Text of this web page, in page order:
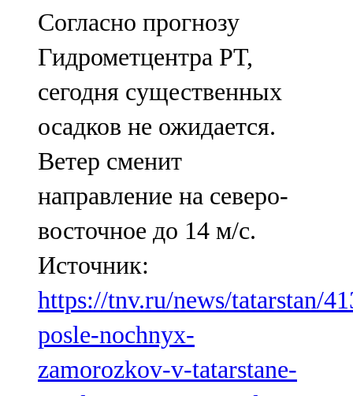
Чүпрәле
91,0 FM
Шәмәрдән
102,3 FM
Яңа чишмә
107,0 FM
Яр Чаллы
105,5 FM
Согласно прогнозу
Гидрометцентра РТ,
сегодня существенных
осадков не ожидается.
Ветер сменит
направление на северо-
восточное до 14 м/с.
Источник:
https://tnv.ru/news/tatarstan/
posle-nochnyx-
zamorozkov-v-tatarstane-